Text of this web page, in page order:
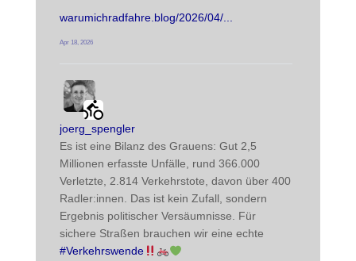
warumichradfahre.blog/2026/04/
Apr 18, 2026
radwegehamm avatar
joerg_spenglerpost
Es ist eine Bilanz des Grauens: Gut 2,5
Millionen erfasste Unfälle, rund 366.000
Verletzte, 2.814 Verkehrstote, davon über 400
Radler:innen. Das ist kein Zufall, sondern
Ergebnis politischer Versäumnisse. Für
#Verkehrswende